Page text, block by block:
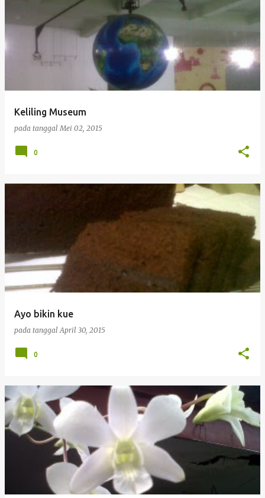
Keliling Museum
pada tanggalMei 02, 2015
0
Ayo bikin kue
pada tanggalApril 30, 2015
0